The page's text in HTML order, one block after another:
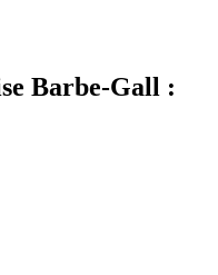
Barbe-Gall :